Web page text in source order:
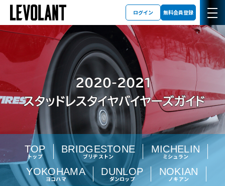
ログイン 無料会員登録
TOP
トップ
BRIDGESTONE
ブリヂストン
MICHELIN
ミシュラン
YOKOHAMA
ヨコハマ
DUNLOP
ダンロップ
NOKIAN
ノキアン